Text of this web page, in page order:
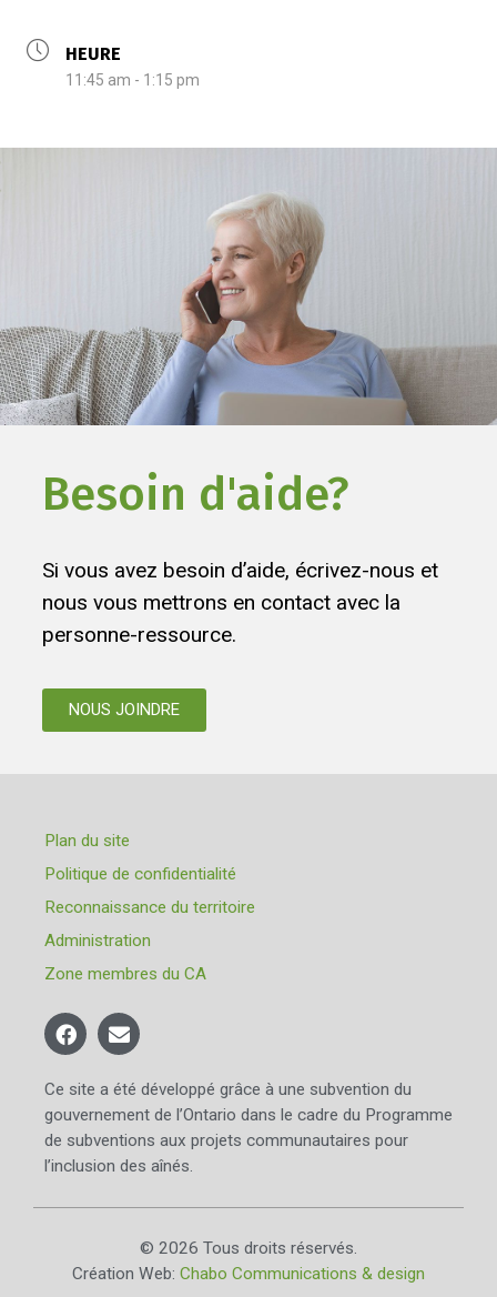
HEURE
11:45 am - 1:15 pm
Besoin d'aide?
Si vous avez besoin d’aide, écrivez-nous et
nous vous mettrons en contact avec la
personne-ressource.
NOUS JOINDRE
Plan du site
Politique de confidentialité
Reconnaissance du territoire
Administration
Zone membres du CA
Ce site a été développé grâce à une subvention du
gouvernement de l’Ontario dans le cadre du Programme
de subventions aux projets communautaires pour
l’inclusion des aînés.
© 2026 Tous droits réservés.
Création Web: Chabo Communications & design